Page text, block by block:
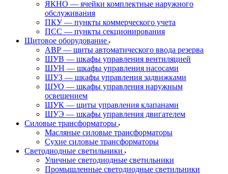
ЯКНО — ячейки комплектные наружного
обслуживания
ПКУ — пункты коммерческого учета
ПСС — пункты секционирования
Щитовое оборудование
АВР — щиты автоматического ввода резерва
ШУВ — шкафы управления вентиляцией
ШУН — шкафы управления насосами
ШУЗ — шкафы управления задвижками
ШУО — шкафы управления наружным
освещением
ШУК — щиты управления клапанами
ШУЭ — шкафы управления двигателем
Силовые трансформаторы
Масляные силовые трансформаторы
Сухие силовые трансформаторы
Светодиодные светильники
Уличные светодиодные светильники
Промышленные светодиодные светильники